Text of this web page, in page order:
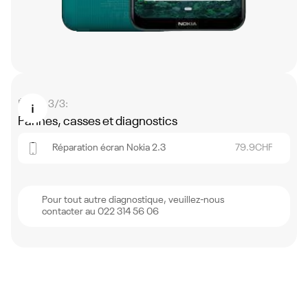
Étape 3/3:
Pannes, casses et diagnostics
Réparation écran Nokia 2.3 79.9CHF
Pour tout autre diagnostique, veuillez-nous
contacter au 022 314 56 06